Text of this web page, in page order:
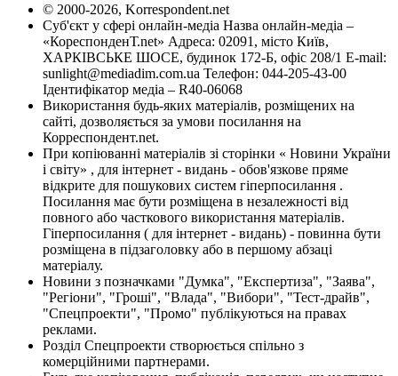
© 2000-2026, Korrespondent.net
Суб'єкт у сфері онлайн-медіа Назва онлайн-медіа –
«КореспонденТ.net» Адреса: 02091, місто Київ,
ХАРКІВСЬКЕ ШОСЕ, будинок 172-Б, офіс 208/1 E-mail:
sunlight@mediadim.com.ua Телефон: 044-205-43-00
Ідентифікатор медіа – R40-06068
Використання будь-яких матеріалів, розміщених на
сайті, дозволяється за умови посилання на
Корреспондент.net.
При копіюванні матеріалів зі сторінки « Новини України
і світу» , для інтернет - видань - обов'язкове пряме
відкрите для пошукових систем гіперпосилання .
Посилання має бути розміщена в незалежності від
повного або часткового використання матеріалів.
Гіперпосилання ( для інтернет - видань) - повинна бути
розміщена в підзаголовку або в першому абзаці
матеріалу.
Новини з позначками "Думка", "Експертиза", "Заява",
"Регіони", "Гроші", "Влада", "Вибори", "Тест-драйв",
"Спецпроекти", "Промо" публікуються на правах
реклами.
Розділ Спецпроекти створюється спільно з
комерційними партнерами.